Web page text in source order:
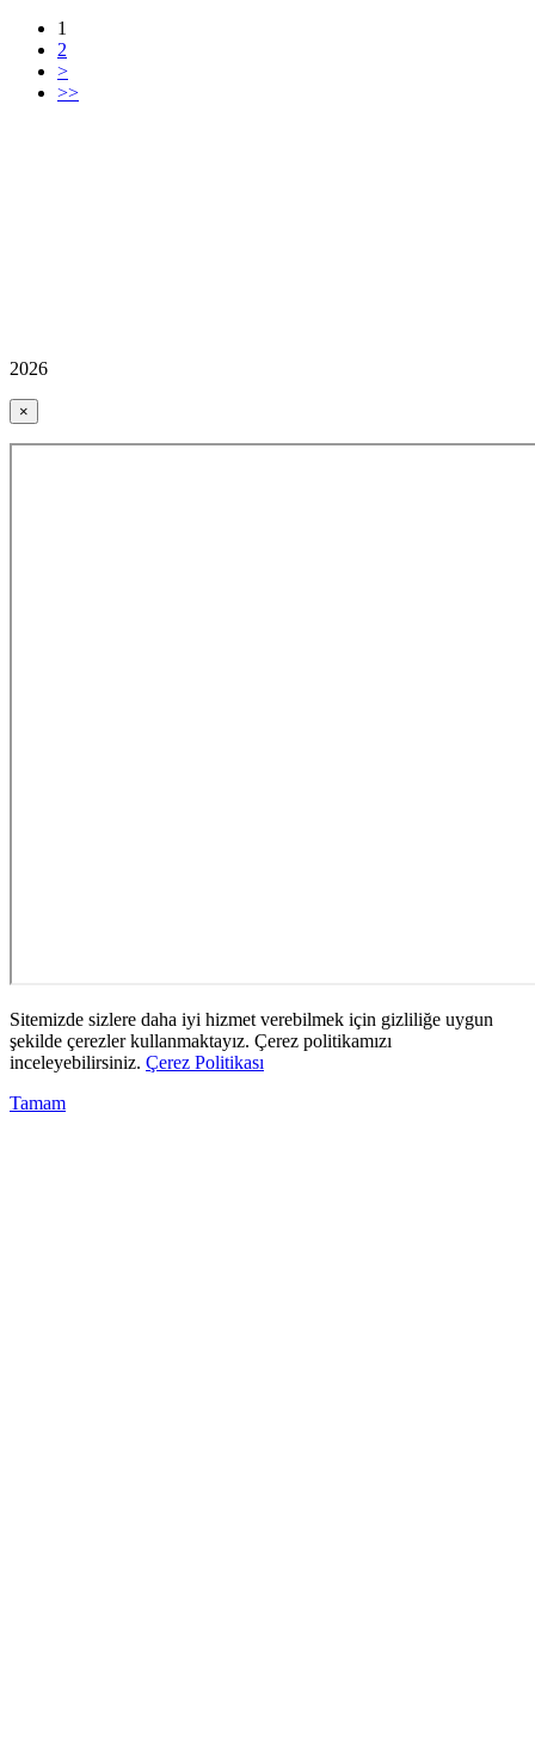
1
2
>
>>
2026
×
Sitemizde sizlere daha iyi hizmet verebilmek için gizliliğe uygun
şekilde çerezler kullanmaktayız. Çerez politikamızı
inceleyebilirsiniz. Çerez Politikası
Tamam